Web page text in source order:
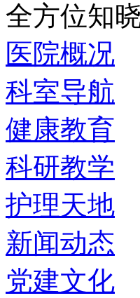
全方位知
医院概况
科室导航
健康教育
科研教学
护理天地
新闻动态
党建文化